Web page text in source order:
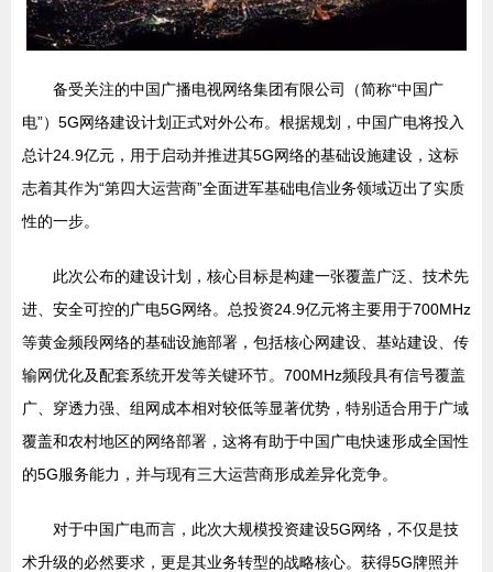
备受关注的中国广播电视网络集团有限公司（简称“中国广
电”）5G网络建设计划正式对外公布。根据规划，中国广电将投入
总计24.9亿元，用于启动并推进其5G网络的基础设施建设，这标
志着其作为“第四大运营商”全面进军基础电信业务领域迈出了实质
性的一步。
此次公布的建设计划，核心目标是构建一张覆盖广泛、技术先
进、安全可控的广电5G网络。总投资24.9亿元将主要用于700MHz
等黄金频段网络的基础设施部署，包括核心网建设、基站建设、传
输网优化及配套系统开发等关键环节。700MHz频段具有信号覆盖
广、穿透力强、组网成本相对较低等显著优势，特别适合用于广域
覆盖和农村地区的网络部署，这将有助于中国广电快速形成全国性
的5G服务能力，并与现有三大运营商形成差异化竞争。
对于中国广电而言，此次大规模投资建设5G网络，不仅是技
术升级的必然要求，更是其业务转型的战略核心。获得5G牌照并